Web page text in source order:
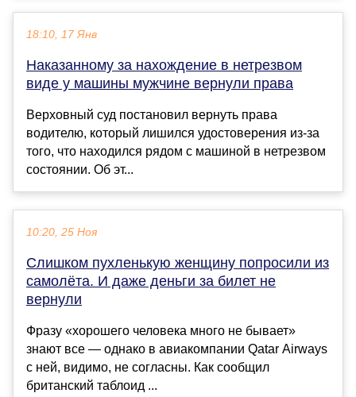
18:10, 17 Янв
Наказанному за нахождение в нетрезвом
виде у машины мужчине вернули права
Верховный суд постановил вернуть права
водителю, который лишился удостоверения из-за
того, что находился рядом с машиной в нетрезвом
состоянии. Об эт...
10:20, 25 Ноя
Слишком пухленькую женщину попросили из
самолёта. И даже деньги за билет не
вернули
Фразу «хорошего человека много не бывает»
знают все — однако в авиакомпании Qatar Airways
с ней, видимо, не согласны. Как сообщил
британский таблоид ...